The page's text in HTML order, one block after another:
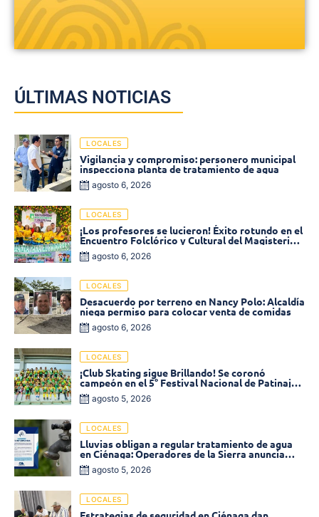
ÚLTIMAS NOTICIAS
LOCALES
Vigilancia y compromiso: personero municipal
inspecciona planta de tratamiento de agua
agosto 6, 2026
LOCALES
¡Los profesores se lucieron! Éxito rotundo en el
Encuentro Folclórico y Cultural del Magisterio
2026 en Ciénaga
agosto 6, 2026
LOCALES
Desacuerdo por terreno en Nancy Polo: Alcaldía
niega permiso para colocar venta de comidas
agosto 6, 2026
LOCALES
¡Club Skating sigue Brillando! Se coronó
campeón en el 5° Festival Nacional de Patinaje
«Soledad sobre Ruedas»
agosto 5, 2026
LOCALES
Lluvias obligan a regular tratamiento de agua
en Ciénaga: Operadores de la Sierra anuncia
baja presión en varios sectores
agosto 5, 2026
LOCALES